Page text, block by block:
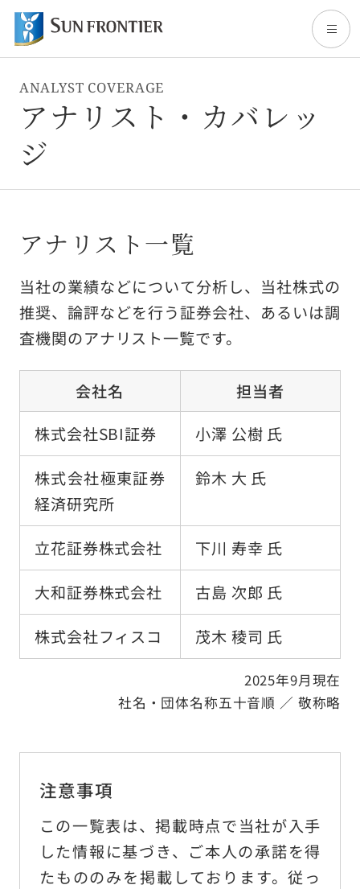
トップ
サンフロンティアについて
株主・投資家情報
サステナビリティ
採用情報
お問い合わせ
お客様窓口
「人の想い」「人の物語」をつづる
オフィシャルブログ
サイトのご利用について
ANALYST COVERAGE
アナリスト・カバレッ
ジ
アナリスト一覧
当社の業績などについて分析し、当社株式の
推奨、論評などを行う証券会社、あるいは調
査機関のアナリスト一覧です。
会社名
担当者
株式会社SBI証券
小澤 公樹 氏
株式会社極東証券
経済研究所
鈴木 大 氏
立花証券株式会社
下川 寿幸 氏
大和証券株式会社
古島 次郎 氏
株式会社フィスコ
茂木 稜司 氏
2025年9月現在
社名・団体名称五十音順 ／ 敬称略
注意事項
この一覧表は、掲載時点で当社が入手
した情報に基づき、ご本人の承諾を得
たもののみを掲載しております。従っ